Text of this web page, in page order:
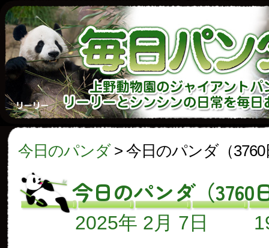
今日のパンダ> 今日のパンダ（3760
今日のパンダ（3760
2025年 2月 7日